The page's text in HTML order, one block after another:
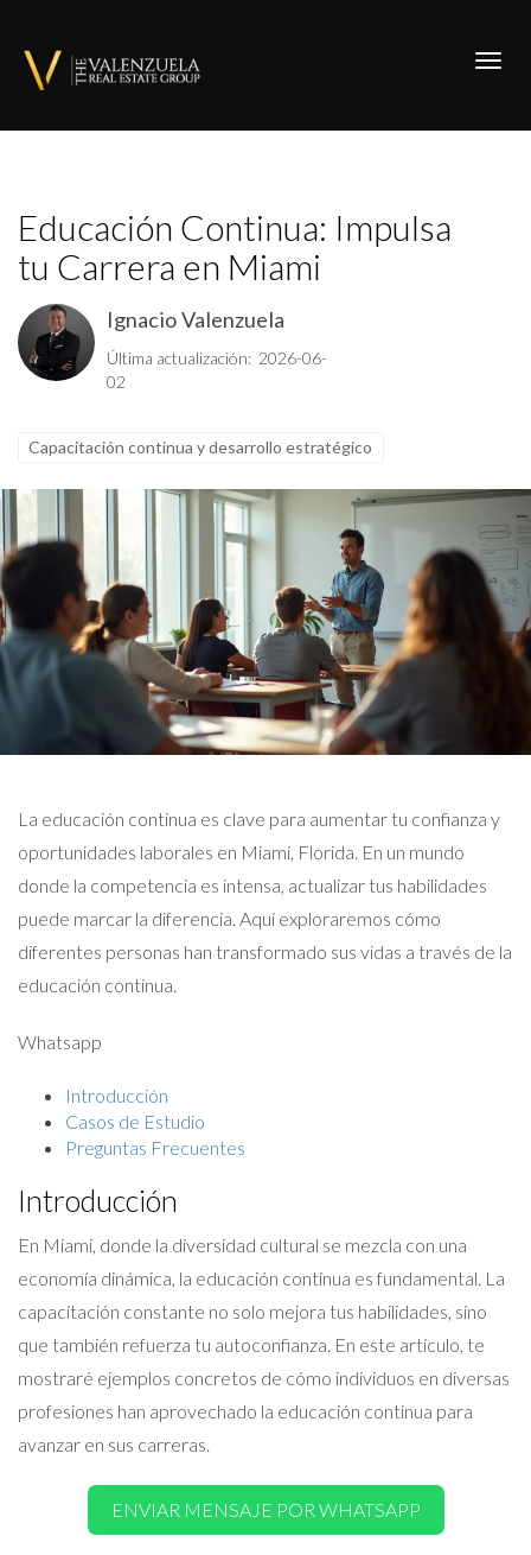
Educación Continua: Impulsa
tu Carrera en Miami
Ignacio Valenzuela
Última actualización: 2026-06-
02
Capacitación continua y desarrollo estratégico
La educación continua es clave para aumentar tu confianza y
oportunidades laborales en Miami, Florida. En un mundo
donde la competencia es intensa, actualizar tus habilidades
puede marcar la diferencia. Aquí exploraremos cómo
diferentes personas han transformado sus vidas a través de la
educación continua.
Whatsapp
Introducción
Casos de Estudio
Preguntas Frecuentes
Introducción
En Miami, donde la diversidad cultural se mezcla con una
economía dinámica, la educación continua es fundamental. La
capacitación constante no solo mejora tus habilidades, sino
que también refuerza tu autoconfianza. En este artículo, te
mostraré ejemplos concretos de cómo individuos en diversas
profesiones han aprovechado la educación continua para
avanzar en sus carreras.
ENVIAR MENSAJE POR WHATSAPP